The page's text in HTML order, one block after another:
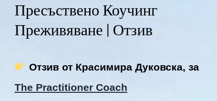
Пресъствено Коучинг
Преживяване | Отзив
Отзив от Красимира Дуковска, за
The Practitioner Coach